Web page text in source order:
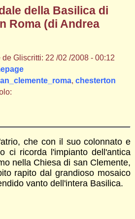
della Basilica di
Roma (di Andrea
Gliscritti: 22 /02 /2008 - 00:12
, chesterton
che con il suo colonnato e
ci ricorda l'impianto dell'antica
nella Chiesa di san Clemente,
rapito dal grandioso mosaico
vanto dell'intera Basilica.